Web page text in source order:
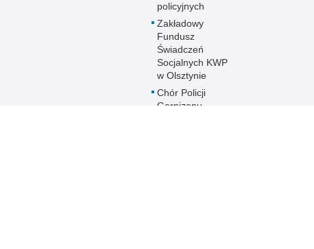
policyjnych
Zakładowy
Fundusz
Świadczeń
Socjalnych KWP
w Olsztynie
Chór Policji
Garnizonu